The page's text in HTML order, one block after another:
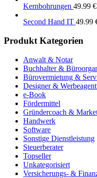
Kernbohrungen 49.99 €
Second Hand IT 49.99
Produkt Kategorien
Anwalt & Notar
Buchhalter &
Bürovermietung &
Designer &
e-Book
Fördermittel
Gründercoach &
Handwerk
Software
Sonstige Dienstleistung
Steuerberater
Topseller
Unkategorisiert
Versicherungs- &